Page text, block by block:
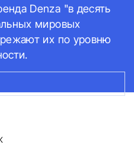
Denza "в десять
мировых
их по уровню